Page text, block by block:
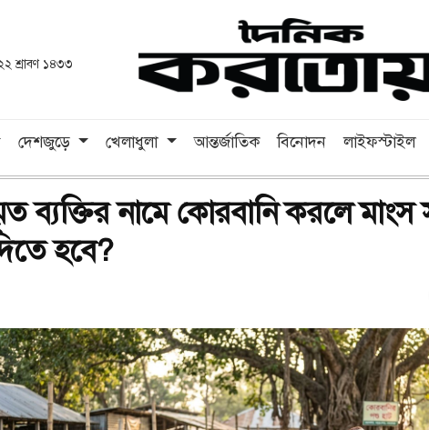
শ্রাবণ ১৪৩৩
দেশজুড়ে খেলাধুলা আন্তর্জাতিক বিনোদন লাইফস্টাইল
ব্যক্তির নামে কোরবানি করলে
হবে?